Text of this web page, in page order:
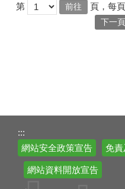
第 頁，每
下一頁
:::
網站安全政策宣告
免
網站資料開放宣告